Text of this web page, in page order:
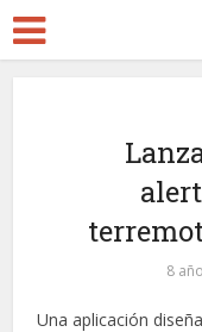
8
Una aplicación